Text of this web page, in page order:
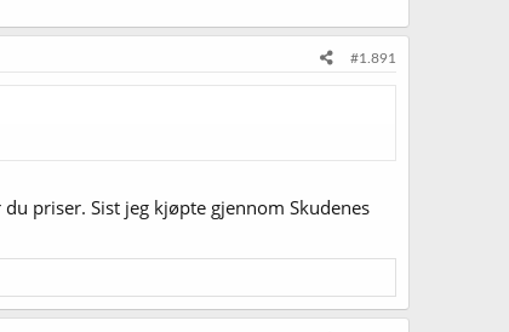
#1.891
priser. Sist jeg kjøpte gjennom Skudenes